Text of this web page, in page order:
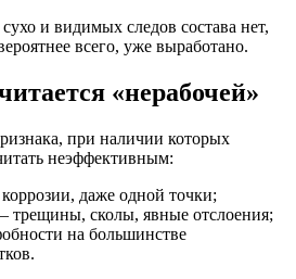
и видимых следов состава нет,
всего, уже выработано.
«нерабочей»
при наличии которых
неэффективным:
даже одной точки;
трещины, сколы, явные отслоения;
на большинстве